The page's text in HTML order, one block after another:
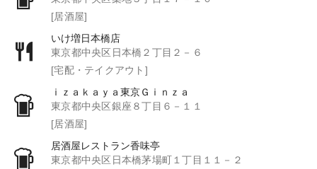
[居酒屋]
いけ増日本橋店
東京都中央区日本橋２丁目２－６
[宅配・テイクアウト]
ｉｚａｋａｙａ東京Ｇｉｎｚａ
東京都中央区銀座８丁目６－１１
[居酒屋]
居酒屋レストラン香味亭
東京都中央区日本橋茅場町１丁目１１－２